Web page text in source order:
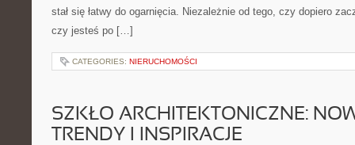
stał się łatwy do ogarnięcia. Niezależnie od tego, czy dopiero
czy jesteś po […]
CATEGORIES: NIERUCHOMOŚCI
SZKŁO ARCHITEKTONICZNE:
TRENDY I INSPIRACJE